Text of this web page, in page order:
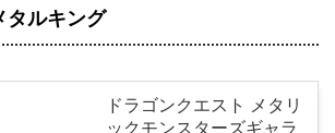
タルキング
ドラゴンクエスト メタリ
ックモンスターズギャラ